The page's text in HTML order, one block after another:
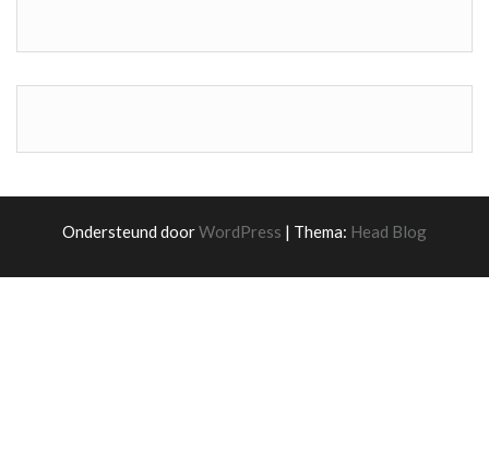
Ondersteund doorWordPress | Thema: Head Blog